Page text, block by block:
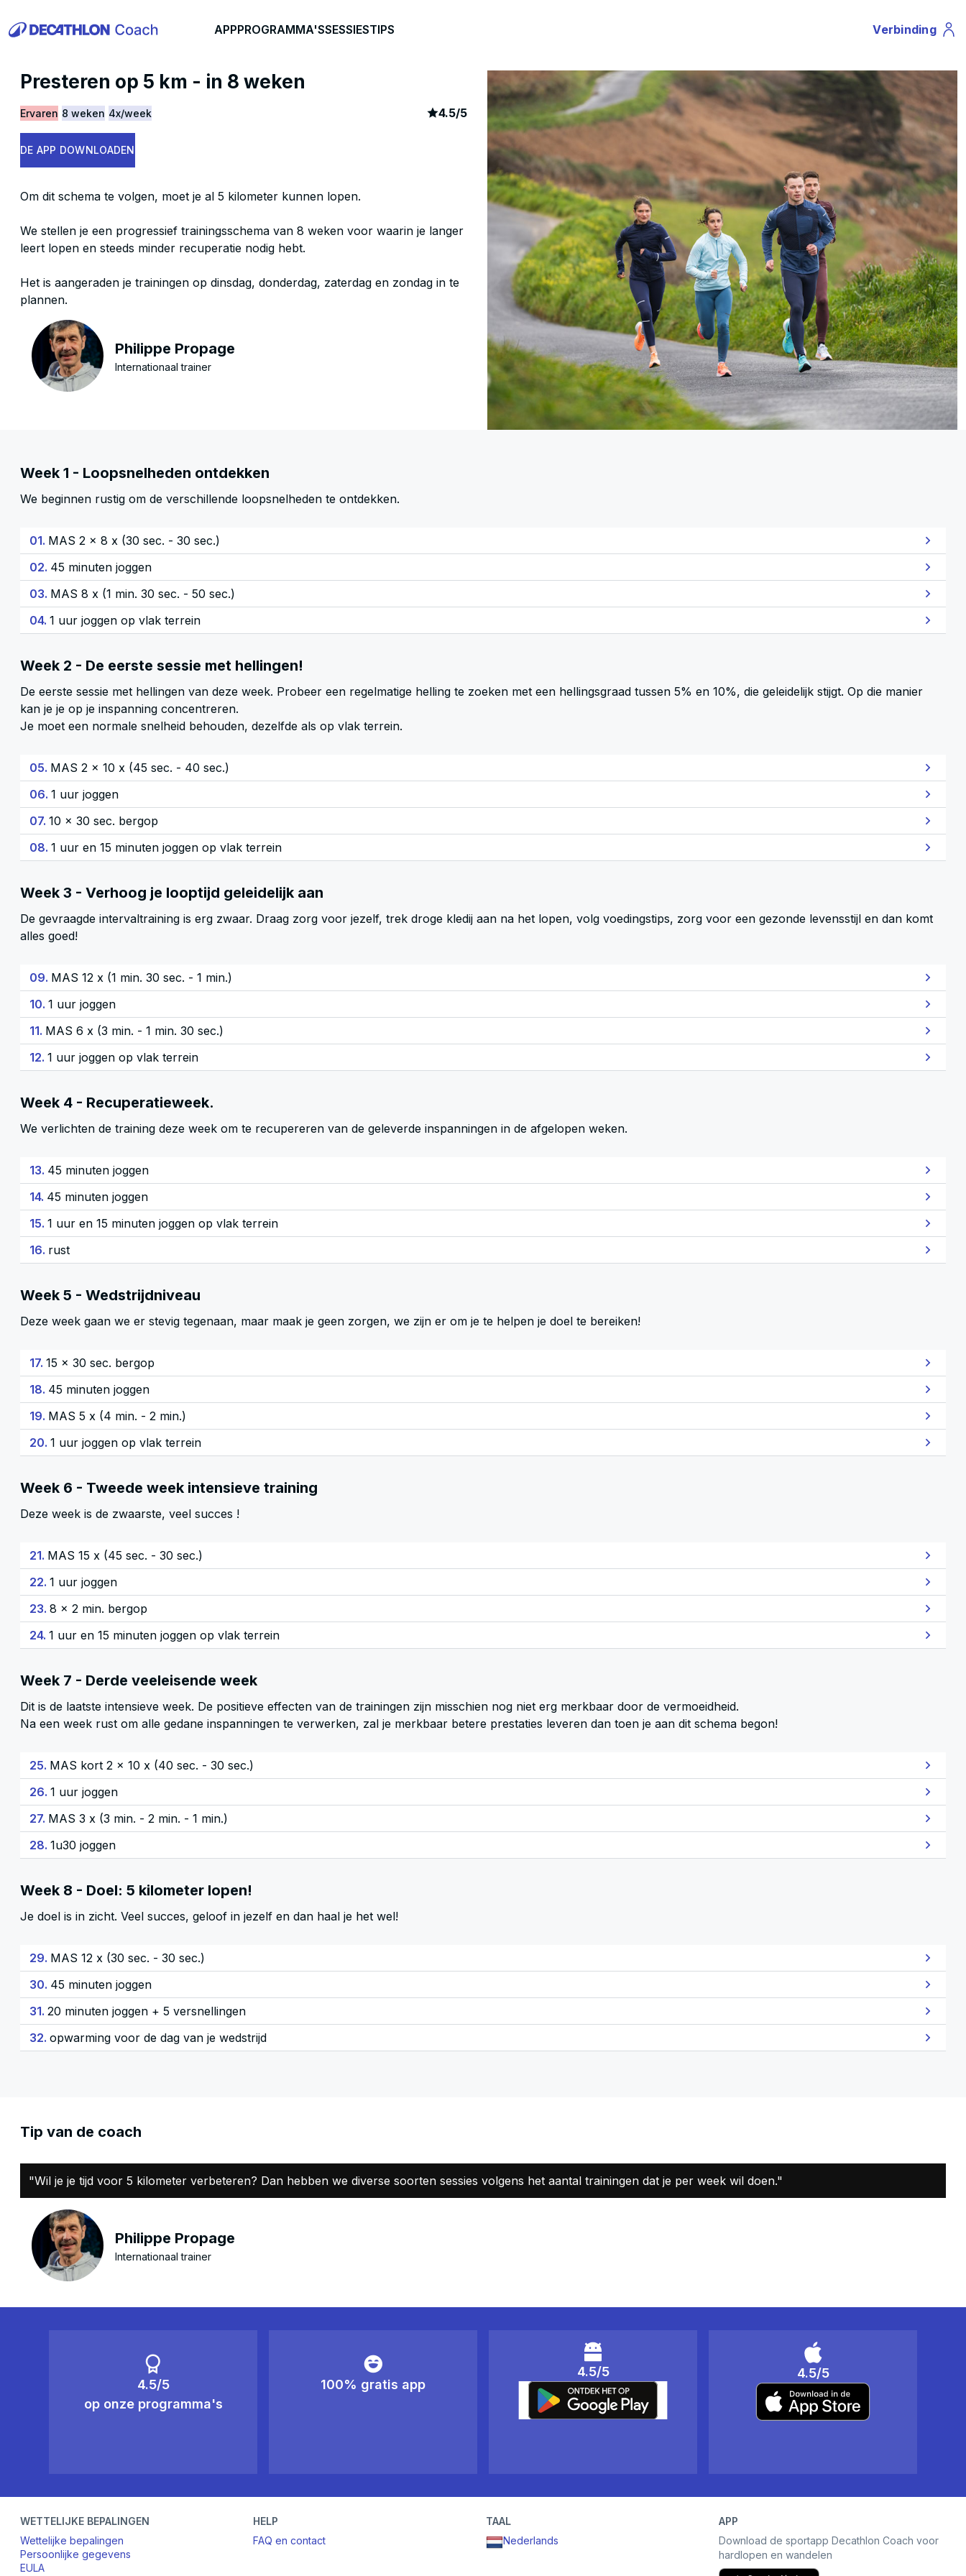
APPPROGRAMMA'SSESSIESTIPS Profile
Verbinding
Presteren op 5 km - in 8 weken
Ervaren 8 weken 4x/week article rating
4.5/561
DE APP DOWNLOADEN
Om dit schema te volgen, moet je al 5 kilometer kunnen lopen.
We stellen je een progressief trainingsschema van 8 weken voor waarin je langer
leert lopen en steeds minder recuperatie nodig hebt.
Het is aangeraden je trainingen op dinsdag, donderdag, zaterdag en zondag in te
plannen.
Philippe Propage
Internationaal trainer
Week 1 - Loopsnelheden ontdekken
We beginnen rustig om de verschillende loopsnelheden te ontdekken.
01. MAS 2 x 8 x (30 sec. - 30 sec.)
02. 45 minuten joggen
03. MAS 8 x (1 min. 30 sec. - 50 sec.)
04. 1 uur joggen op vlak terrein
Week 2 - De eerste sessie met hellingen!
De eerste sessie met hellingen van deze week. Probeer een regelmatige helling te zoeken met een hellingsgraad tussen 5% en 10%, die geleidelijk stijgt. Op die manier
kan je je op je inspanning concentreren.
Je moet een normale snelheid behouden, dezelfde als op vlak terrein.
05. MAS 2 x 10 x (45 sec. - 40 sec.)
06. 1 uur joggen
07. 10 x 30 sec. bergop
08. 1 uur en 15 minuten joggen op vlak terrein
Week 3 - Verhoog je looptijd geleidelijk aan
De gevraagde intervaltraining is erg zwaar. Draag zorg voor jezelf, trek droge kledij aan na het lopen, volg voedingstips, zorg voor een gezonde levensstijl en dan komt
alles goed!
09. MAS 12 x (1 min. 30 sec. - 1 min.)
10. 1 uur joggen
11. MAS 6 x (3 min. - 1 min. 30 sec.)
12. 1 uur joggen op vlak terrein
Week 4 - Recuperatieweek.
We verlichten de training deze week om te recupereren van de geleverde inspanningen in de afgelopen weken.
13. 45 minuten joggen
14. 45 minuten joggen
15. 1 uur en 15 minuten joggen op vlak terrein
16. rust
Week 5 - Wedstrijdniveau
Deze week gaan we er stevig tegenaan, maar maak je geen zorgen, we zijn er om je te helpen je doel te bereiken!
17. 15 x 30 sec. bergop
18. 45 minuten joggen
19. MAS 5 x (4 min. - 2 min.)
20. 1 uur joggen op vlak terrein
Week 6 - Tweede week intensieve training
Deze week is de zwaarste, veel succes !
21. MAS 15 x (45 sec. - 30 sec.)
22. 1 uur joggen
23. 8 x 2 min. bergop
24. 1 uur en 15 minuten joggen op vlak terrein
Week 7 - Derde veeleisende week
Dit is de laatste intensieve week. De positieve effecten van de trainingen zijn misschien nog niet erg merkbaar door de vermoeidheid.
Na een week rust om alle gedane inspanningen te verwerken, zal je merkbaar betere prestaties leveren dan toen je aan dit schema begon!
25. MAS kort 2 x 10 x (40 sec. - 30 sec.)
26. 1 uur joggen
27. MAS 3 x (3 min. - 2 min. - 1 min.)
28. 1u30 joggen
Week 8 - Doel: 5 kilometer lopen!
Je doel is in zicht. Veel succes, geloof in jezelf en dan haal je het wel!
29. MAS 12 x (30 sec. - 30 sec.)
30. 45 minuten joggen
31. 20 minuten joggen + 5 versnellingen
32. opwarming voor de dag van je wedstrijd
Tip van de coach
"Wil je je tijd voor 5 kilometer verbeteren? Dan hebben we diverse soorten sessies volgens het aantal trainingen dat je per week wil doen."
Philippe Propage
Internationaal trainer
4.5/5
op onze programma's
100% gratis app
4.5/5 4.5/5
WETTELIJKE BEPALINGEN
Wettelijke bepalingen
Persoonlijke gegevens
EULA
HELP
FAQ en contact
TAAL
Nederlands
APP
Download de sportapp Decathlon Coach voor
hardlopen en wandelen